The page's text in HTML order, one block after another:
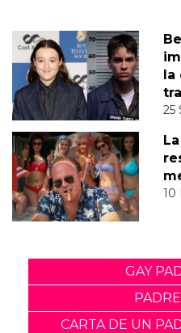
la
25
10
GAY
CARTA DE UN